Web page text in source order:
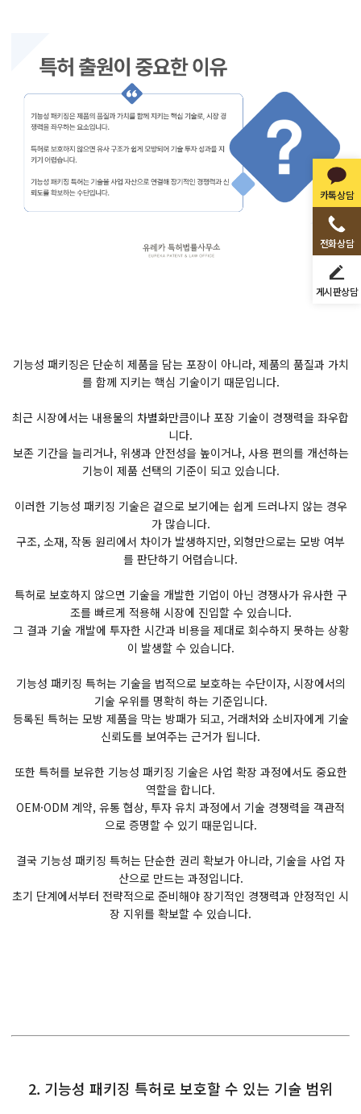
카톡상담
전화상담
게시판상담
기능성 패키징은 단순히 제품을 담는 포장이 아니라, 제품의 품질과 가치
를 함께 지키는 핵심 기술이기 때문입니다.
최근 시장에서는 내용물의 차별화만큼이나 포장 기술이 경쟁력을 좌우합
니다.
보존 기간을 늘리거나, 위생과 안전성을 높이거나, 사용 편의를 개선하는
기능이 제품 선택의 기준이 되고 있습니다.
이러한 기능성 패키징 기술은 겉으로 보기에는 쉽게 드러나지 않는 경우
가 많습니다.
구조, 소재, 작동 원리에서 차이가 발생하지만, 외형만으로는 모방 여부
를 판단하기 어렵습니다.
특허로 보호하지 않으면 기술을 개발한 기업이 아닌 경쟁사가 유사한 구
조를 빠르게 적용해 시장에 진입할 수 있습니다.
그 결과 기술 개발에 투자한 시간과 비용을 제대로 회수하지 못하는 상황
이 발생할 수 있습니다.
기능성 패키징 특허는 기술을 법적으로 보호하는 수단이자, 시장에서의
기술 우위를 명확히 하는 기준입니다.
등록된 특허는 모방 제품을 막는 방패가 되고, 거래처와 소비자에게 기술
신뢰도를 보여주는 근거가 됩니다.
또한 특허를 보유한 기능성 패키징 기술은 사업 확장 과정에서도 중요한
역할을 합니다.
OEM·ODM 계약, 유통 협상, 투자 유치 과정에서 기술 경쟁력을 객관적
으로 증명할 수 있기 때문입니다.
결국 기능성 패키징 특허는 단순한 권리 확보가 아니라, 기술을 사업 자
산으로 만드는 과정입니다.
초기 단계에서부터 전략적으로 준비해야 장기적인 경쟁력과 안정적인 시
장 지위를 확보할 수 있습니다.
2. 기능성 패키징 특허로 보호할 수 있는 기술 범위